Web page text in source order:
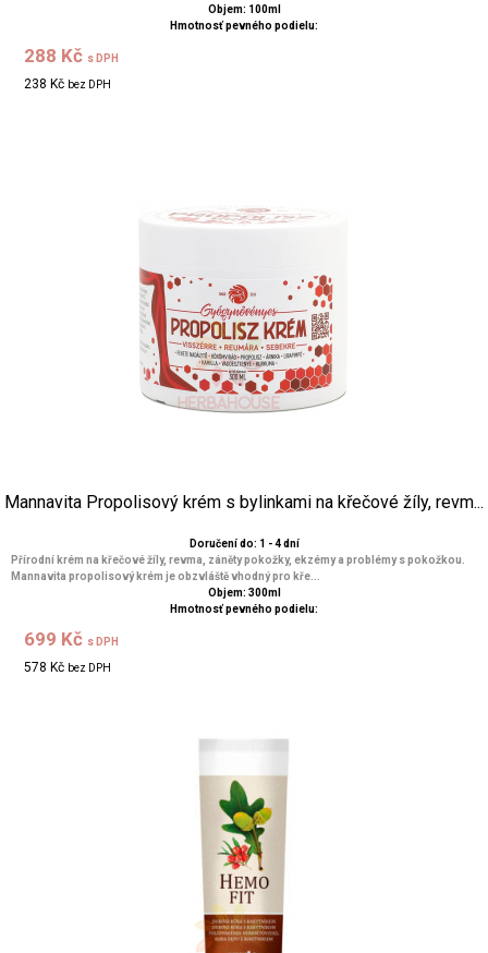
Objem: 100ml
Hmotnosť pevného podielu:
288 Kč s DPH
238 Kč bez DPH
Mannavita Propolisový krém s bylinkami na křečové žíly, revm...
Doručení do: 1 - 4 dní
Přírodní krém na křečové žíly, revma, záněty pokožky, ekzémy a problémy s pokožkou.
Mannavita propolisový krém je obzvláště vhodný pro kře...
Objem: 300ml
Hmotnosť pevného podielu:
699 Kč s DPH
578 Kč bez DPH